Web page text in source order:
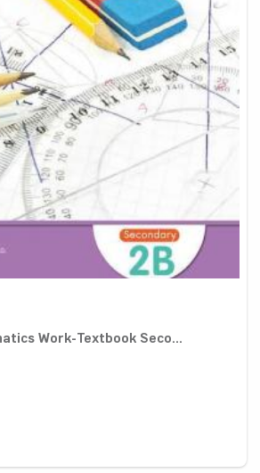
Work-Textbook Seco...